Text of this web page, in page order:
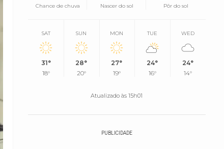
Chance de chuva
Nascer do sol Pôr do sol
SAT
31°
18°
SUN
28°
20°
MON
27°
19°
TUE
24°
16°
WED
24°
14°
Atualizado às 15h01
PUBLICIDADE